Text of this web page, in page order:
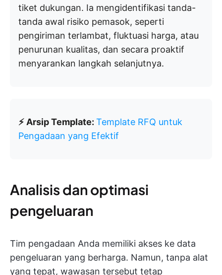
tiket dukungan. Ia mengidentifikasi tanda-
tanda awal risiko pemasok, seperti
pengiriman terlambat, fluktuasi harga, atau
penurunan kualitas, dan secara proaktif
menyarankan langkah selanjutnya.
⚡ Arsip Template: Template RFQ untuk
Pengadaan yang Efektif
Analisis dan optimasi
pengeluaran
Tim pengadaan Anda memiliki akses ke data
pengeluaran yang berharga. Namun, tanpa alat
yang tepat, wawasan tersebut tetap